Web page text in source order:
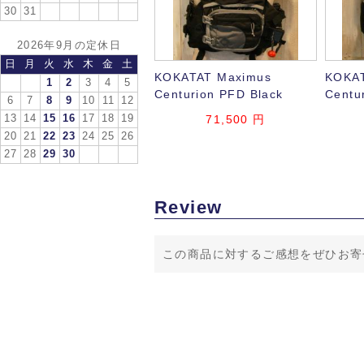
30
31
2026年9月の定休日
日
月 火 水 木 金
土
1
2 3 4
5
6
7 8 9 10 11
12
13
14 15 16 17 18
19
20
21 22 23 24 25
26
27
28 29 30
KOKATAT Maximus
Centurion PFD Black
71,500 円
Review
この商品に対するご感想をぜひお